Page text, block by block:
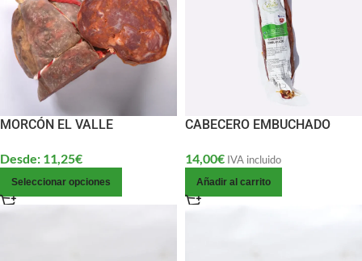
MORCÓN EL VALLE
Desde: 11,25€
Seleccionar opciones
CABECERO EMBUCHADO
14,00€ IVA incluido
Añadir al carrito